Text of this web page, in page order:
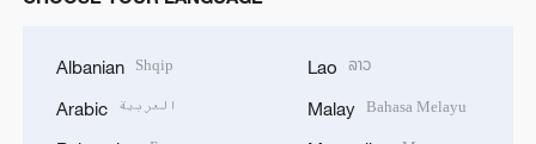
Albanian Shqip
Arabic العربية
Lao ລາວ
Malay Bahasa Melayu